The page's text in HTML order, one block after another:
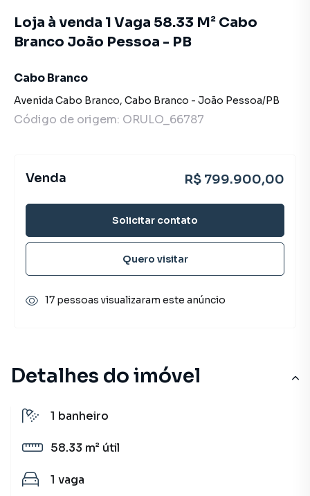
Detalhes do imóvel
1 banheiro
58.33 m² útil
1 vaga
Loja à venda 1 Vaga 58.33 M² Cabo
Branco João Pessoa - PB
Cabo Branco
Avenida Cabo Branco, Cabo Branco - João Pessoa/PB
Código de origem: ORULO_66787
Venda R$ 799.900,00
Solicitar contato
Quero visitar
17 pessoas visualizaram este anúncio